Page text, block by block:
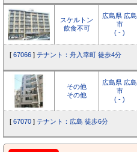
スケルトン
飲食不可
広島県 広島
市
( - )
[ 67066 ] テナント：舟入幸町 徒歩4分
その他
その他
広島県 広島
市
( - )
[ 67070 ] テナント：広島 徒歩6分